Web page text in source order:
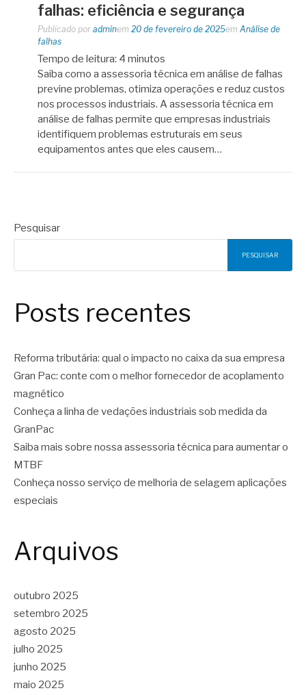
falhas: eficiência e segurança
Publicado por adminem 20 de fevereiro de 2025em Análise de
falhas
Tempo de leitura: 4 minutos
Saiba como a assessoria técnica em análise de falhas
previne problemas, otimiza operações e reduz custos
nos processos industriais. A assessoria técnica em
análise de falhas permite que empresas industriais
identifiquem problemas estruturais em seus
equipamentos antes que eles causem…
Pesquisar
PESQUISAR
Posts recentes
Reforma tributária: qual o impacto no caixa da sua empresa
Gran Pac: conte com o melhor fornecedor de acoplamento
magnético
Conheça a linha de vedações industriais sob medida da
GranPac
Saiba mais sobre nossa assessoria técnica para aumentar o
MTBF
Conheça nosso serviço de melhoria de selagem aplicações
especiais
Arquivos
outubro 2025
setembro 2025
agosto 2025
julho 2025
junho 2025
maio 2025